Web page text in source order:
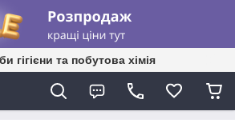
та побутова хімія